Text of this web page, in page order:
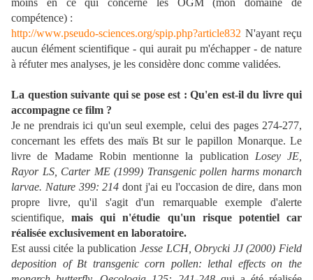
moins en ce qui concerne les OGM (mon domaine de
compétence) :
http://www.pseudo-sciences.org/spip.php?article832 N'ayant reçu
aucun élément scientifique - qui aurait pu m'échapper - de nature
à réfuter mes analyses, je les considère donc comme validées.
La question suivante qui se pose est : Qu'en est-il du livre qui
accompagne ce film ?
Je ne prendrais ici qu'un seul exemple, celui des pages 274-277,
concernant les effets des maïs Bt sur le papillon Monarque. Le
livre de Madame Robin mentionne la publication Losey JE,
Rayor LS, Carter ME (1999) Transgenic pollen harms monarch
larvae. Nature 399: 214 dont j'ai eu l'occasion de dire, dans mon
propre livre, qu'il s'agit d'un remarquable exemple d'alerte
scientifique,mais qui n'étudie qu'un risque potentiel car
réalisée exclusivement en laboratoire.
Est aussi citée la publication Jesse LCH, Obrycki JJ (2000) Field
deposition of Bt transgenic corn pollen: lethal effects on the